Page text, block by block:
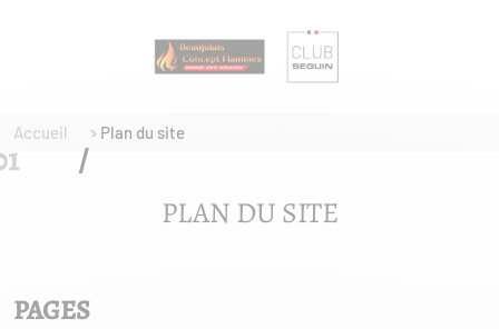
Accueil Plan du site
PLAN DU SITE
PAGES